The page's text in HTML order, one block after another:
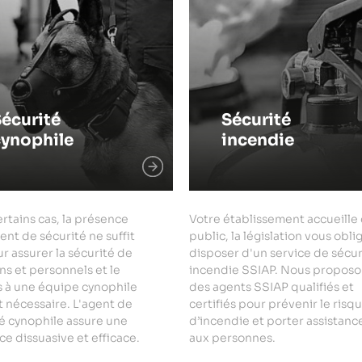
cas, la présence
de sécurité ne suffit
assurer la sécurité de
et personnels et le
à une équipe cynophile
nécessaire. L'agent de
cynophile assure une
dissuasive et efficace.
Sécurité
incendie
Votre établissement accueille
public, la législation vous
disposer d'un service de
incendie SSIAP. Nous
des agents SSIAP qualifiés et
certifiés pour prévenir le
d’incendie et porter
aux personnes.